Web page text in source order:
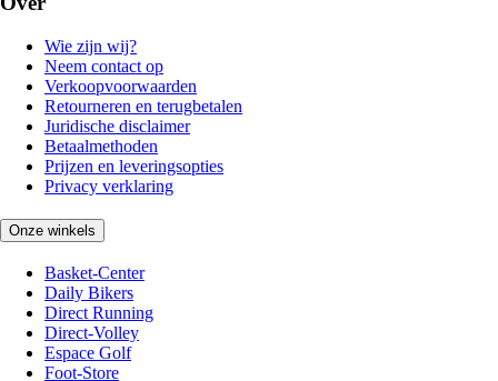
Wie zijn wij?
Neem contact op
Verkoopvoorwaarden
Retourneren en terugbetalen
Juridische disclaimer
Betaalmethoden
Prijzen en leveringsopties
Privacy verklaring
Onze winkels
Basket-Center
Daily Bikers
Direct Running
Direct-Volley
Espace Golf
Foot-Store